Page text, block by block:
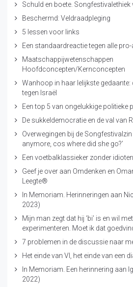
Schuld en boete.
Beschermd: Veldraadpleging
5 lessen voor links
Een standaardreactie tegen alle
Maatschappijwetenschappen
Hoofdconcepten/Kernconcepten
Wanhoop in haar lelijkste
tegen Israël
Een top 5 van ongelukkige politieke
De sukkeldemocratie en de val van
Overwegingen bij de Songfestivalzin
anymore, cos where did she go?’
Een voetbalklassieker zonder
Geef je over aan Omdenken en
Leegte®
In Memoriam. Herinneringen aan
2023)
Mijn man zegt dat hij ‘bi’ is en wil
experimenteren. Moet ik dat
7 problemen in de discussie naar
Het einde van VI, het einde van een
In Memoriam. Een herinnering aan
2022)